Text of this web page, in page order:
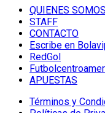
QUIENES SOMOS
STAFF
CONTACTO
Escribe en
RedGol
APUESTAS
Términos y